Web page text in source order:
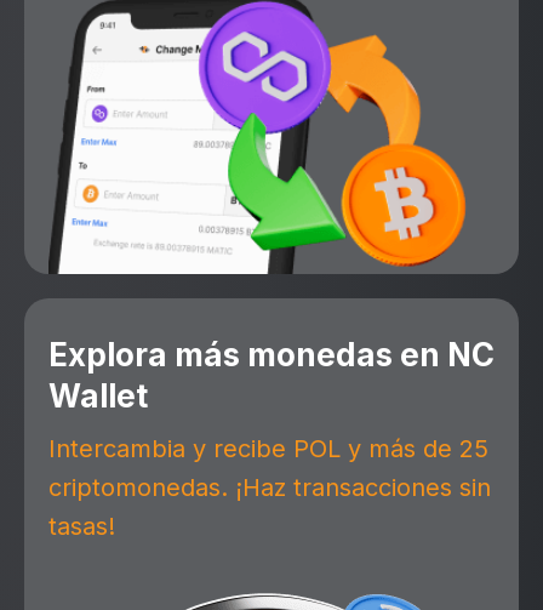
Explora más monedas en NC
Wallet
Intercambia y recibe POL y más de 25
criptomonedas. ¡Haz transacciones sin
tasas!